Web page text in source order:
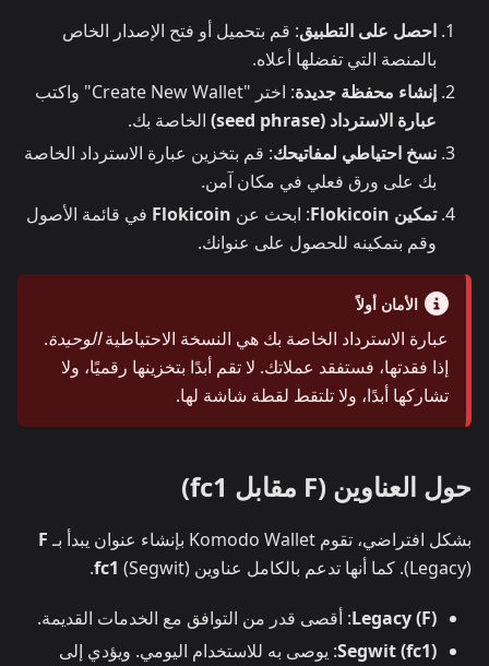
احصل على التطبيق: قم بتحميل أو فتح الإصدار الخاص
بالمنصة التي تفضلها أعلاه.
إنشاء محفظة جديدة: اختر "Create New Wallet" واكتب
عبارة الاسترداد (seed phrase)
الخاصة بك.
نسخ احتياطي لمفاتيحك: قم بتخزين عبارة الاسترداد الخاصة
بك على ورق فعلي في مكان آمن.
تمكين Flokicoin
: ابحث عن Flokicoin في قائمة الأصول
وقم بتمكينه للحصول على عنوانك.
الأمان أولاً
عبارة الاسترداد الخاصة بك هي النسخة الاحتياطيةالوحيدة.
إذا فقدتها، فستفقد عملاتك. لا تقم أبدًا بتخزينها رقميًا، ولا
تشاركها أبدًا، ولا تلتقط لقطة شاشة لها.
حول العناوين (F مقابل fc1)
بشكل افتراضي، تقوم Komodo Wallet بإنشاء عنوان يبدأ بـ
F
(Legacy). كما أنها تدعم بالكامل عناوين
fc1 (Segwit).
Legacy (F): أقصى قدر من التوافق مع الخدمات القديمة.
Segwit (fc1): يوصى به للاستخدام اليومي. ويؤدي إلى